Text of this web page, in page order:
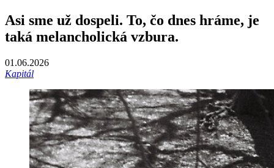
Asi sme už dospeli. To, čo dnes hráme, je
taká melancholická vzbura.
01.06.2026
Kapitál